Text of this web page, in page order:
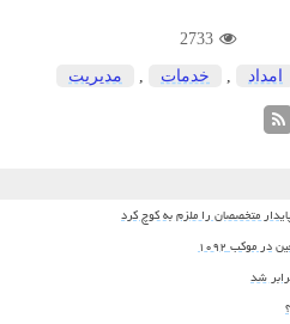
2733
امداد خدمات مدیریت
متخصصان را ملزم به کوچ کرد
در موکب ۱۰۹۲